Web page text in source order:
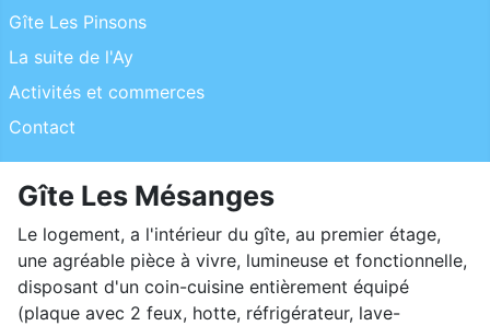
Gîte Les Pinsons
La suite de l'Ay
Activités et commerces
Contact
Gîte Les Mésanges
Le logement, a l'intérieur du gîte, au premier étage,
une agréable pièce à vivre, lumineuse et fonctionnelle,
disposant d'un coin-cuisine entièrement équipé
(plaque avec 2 feux, hotte, réfrigérateur, lave-